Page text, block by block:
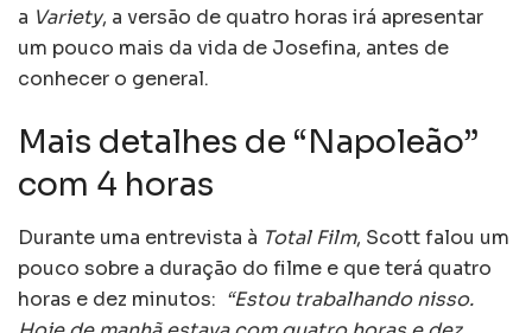
a Variety, a versão de quatro horas irá apresentar
um pouco mais da vida de Josefina, antes de
conhecer o general.
Mais detalhes de “Napoleão”
com 4 horas
Durante uma entrevista à Total Film, Scott falou um
pouco sobre a duração do filme e que terá quatro
horas e dez minutos: “Estou trabalhando nisso.